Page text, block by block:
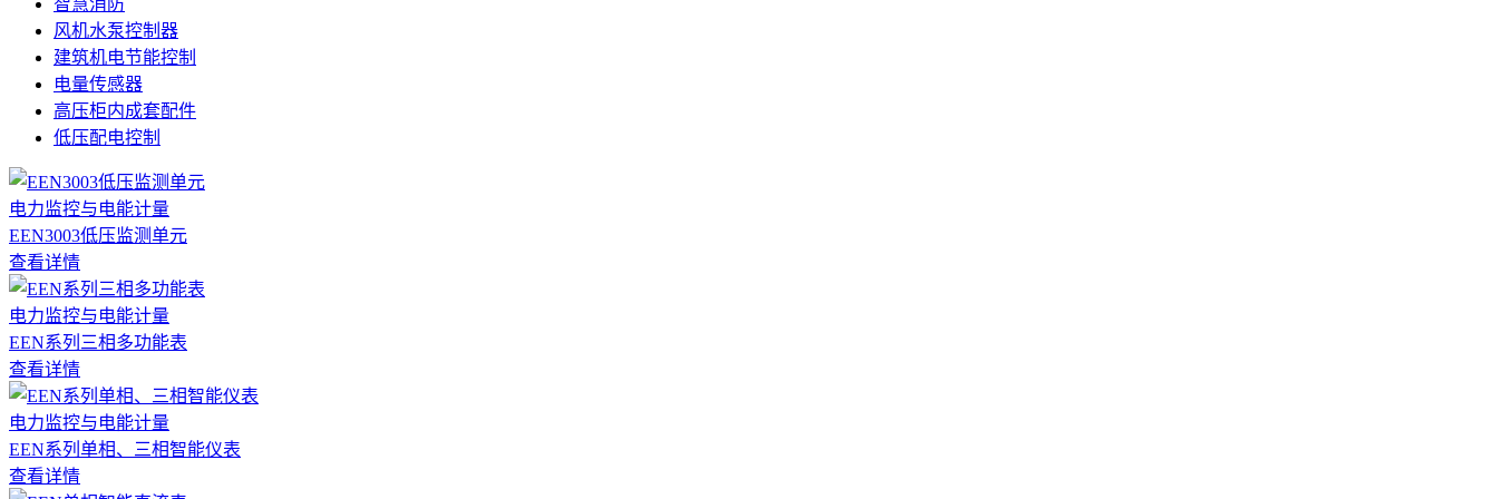
风机水泵控制器
建筑机电节能控制
电量传感器
高压柜内成套配件
低压配电控制
电力监控与电能计量
EEN3003低压监测单元
查看详情
电力监控与电能计量
EEN系列三相多功能表
查看详情
电力监控与电能计量
EEN系列单相、三相智能仪表
查看详情